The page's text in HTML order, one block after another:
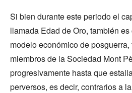
Si bien durante este periodo el
llamada Edad de Oro, también
modelo económico de
miembros de la Sociedad Mont
progresivamente hasta que
perversos, es decir, contrarios a